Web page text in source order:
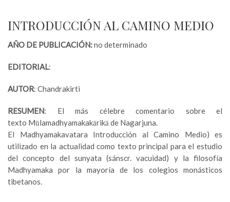
INTRODUCCIÓN AL CAMINO MEDIO
AÑO DE PUBLICACIÓN:no determinado
EDITORIAL:
AUTOR: Chandrakirti
RESUMEN: El más célebre comentario sobre el
texto Mūlamadhyamakakārikā de Nagarjuna.
El Madhyamakavatara Introducción al Camino Medio) es
utilizado en la actualidad como texto principal para el estudio
del concepto del sunyata (sánscr. vacuidad) y la filosofía
Madhyamaka por la mayoría de los colegios monásticos
tibetanos.